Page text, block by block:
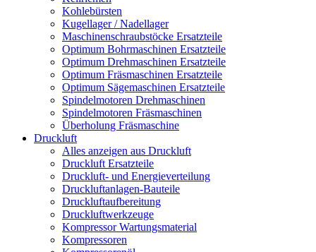
Kohlebürsten
Kugellager / Nadellager
Maschinenschraubstöcke Ersatzteile
Optimum Bohrmaschinen Ersatzteile
Optimum Drehmaschinen Ersatzteile
Optimum Fräsmaschinen Ersatzteile
Optimum Sägemaschinen Ersatzteile
Spindelmotoren Drehmaschinen
Spindelmotoren Fräsmaschinen
Überholung Fräsmaschine
Druckluft
Alles anzeigen aus Druckluft
Druckluft Ersatzteile
Druckluft- und Energieverteilung
Druckluftanlagen-Bauteile
Druckluftaufbereitung
Druckluftwerkzeuge
Kompressor Wartungsmaterial
Kompressoren